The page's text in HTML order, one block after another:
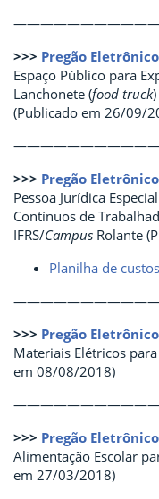
>>> Pregão
Espaço Público para
Lanchonete (food truck
(Publicado em 26/09/
>>> Pregão
Pessoa Jurídica
Contínuos de
IFRS/Campus Rolante
Planilha de
>>> Pregão
Materiais Elétricos
em 08/08/2018)
>>> Pregão
Alimentação Escolar
em 27/03/2018)